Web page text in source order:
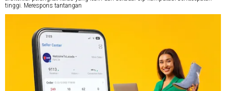
tinggi. Merespons tantangan